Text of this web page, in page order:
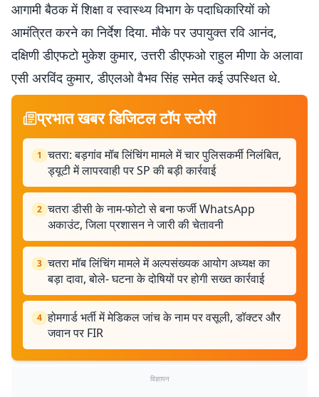
आगामी बैठक में शिक्षा व स्वास्थ्य विभाग के पदाधिकारियों को
आमंत्रित करने का निर्देश दिया. मौके पर उपायुक्त रवि आनंद,
दक्षिणी डीएफटो मुकेश कुमार, उत्तरी डीएफओ राहुल मीणा के अलावा
एसी अरविंद कुमार, डीएलओ वैभव सिंह समेत कई उपस्थित थे.
प्रभात खबर डिजिटल टॉप स्टोरी
1 चतरा: बड़गांव मॉब लिंचिंग मामले में चार पुलिसकर्मी निलंबित,
ड्यूटी में लापरवाही पर SP की बड़ी कार्रवाई
2 चतरा डीसी के नाम-फोटो से बना फर्जी WhatsApp
अकाउंट, जिला प्रशासन ने जारी की चेतावनी
3 चतरा मॉब लिंचिंग मामले में अल्पसंख्यक आयोग अध्यक्ष का
बड़ा दावा, बोले- घटना के दोषियों पर होगी सख्त कार्रवाई
4 होमगार्ड भर्ती में मेडिकल जांच के नाम पर वसूली, डॉक्टर और
जवान पर FIR
विज्ञापन